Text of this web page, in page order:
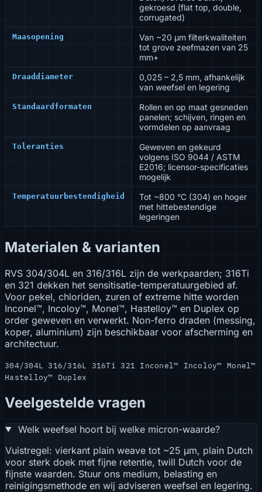
gekroesd (flat top, double,
corrugated)
Maasopening
Van ~20 µm filterkwaliteiten
tot grove zeefmazen van 25
mm+
Draaddiameter
0,025 – 2,5 mm, afhankelijk
van weefsel en legering
Standaardformaten
Rollen en op maat gesneden
panelen; schijven, ringen en
vormdelen op aanvraag
Toleranties
Geweven en gekeurd
volgens ISO 9044 / ASTM
E2016; licensor-specificaties
mogelijk
Temperatuurbestendigheid
Tot ~800 °C (304) en hoger
met hittebestendige
legeringen
Materialen & varianten
RVS 304/304L en 316/316L zijn de werkpaarden; 316Ti
en 321 dekken het sensitisatie-temperatuurgebied af.
Voor pekel, chloriden, zuren of extreme hitte worden
Inconel™, Incoloy™, Monel™, Hastelloy™ en Duplex op
order geweven en verwerkt. Non-ferro draden (messing,
koper, aluminium) zijn beschikbaar voor afscherming en
architectuur.
304/304L316/316L 316Ti321 Inconel™ Incoloy™ Monel™
Hastelloy™ Duplex
Veelgestelde vragen
Welk weefsel hoort bij welke micron-waarde?
Vuistregel: vierkant plain weave tot ~25 µm, plain Dutch
voor sterk doek met fijne retentie, twill Dutch voor de
fijnste waarden. Stuur ons medium, belasting en
reinigingsmethode en wij adviseren weefsel en legering.